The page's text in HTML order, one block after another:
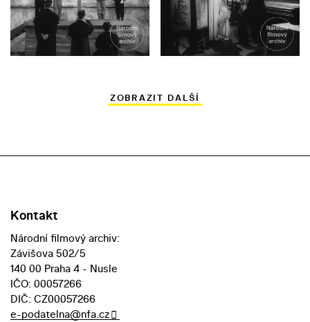
ZOBRAZIT DALŠÍ
Kontakt
Národní filmový archiv:
Závišova 502/5
140 00 Praha 4 - Nusle
IČO: 00057266
DIČ: CZ00057266
e-podatelna@nfa.cz